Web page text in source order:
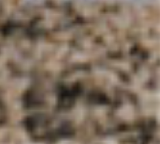
Beaux-Art de Paris
of Art à New-York.
à Saint-Prix, Val